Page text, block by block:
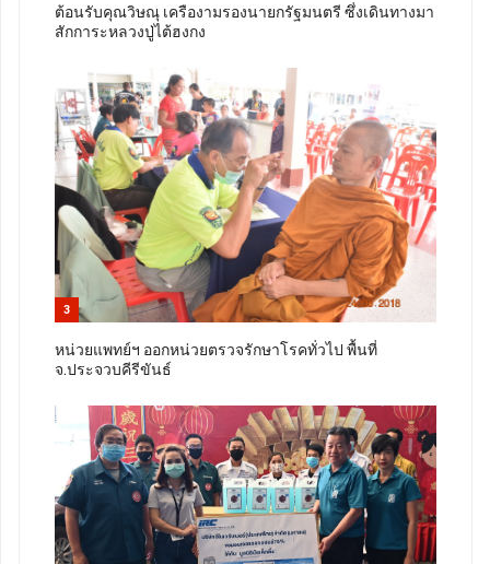
ต้อนรับคุณวิษณุ เครืองามรองนายกรัฐมนตรี ซึ่งเดินทางมา
สักการะหลวงปู่ไต้ฮงกง
3
หน่วยแพทย์ฯ ออกหน่วยตรวจรักษาโรคทั่วไป พื้นที่
จ.ประจวบคีรีขันธ์